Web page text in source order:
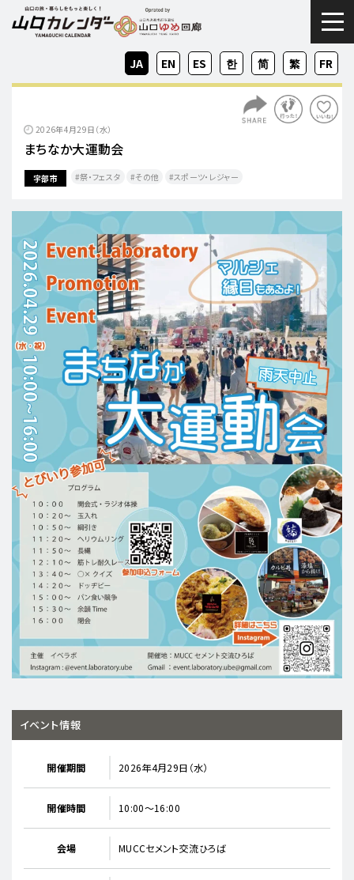
ZH-
CN
ZH-
TW
EN FR
JA KO
ES
2026年4月29日（水）
まちなか大運動会
宇部市 祭・フェスタ その他 スポーツ・レジャー
イベント情報
開催期間 2026年4月29日（水）
開催時間 10:00～16:00
会場 MUCCセメント交流ひろば